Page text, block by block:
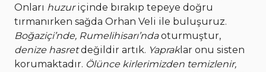
Onları huzuriçinde bırakıp tepeye doğru
tırmanırken sağda Orhan Veli ile buluşuruz.
Boğaziçi’nde, Rumelihisarı’ndaoturmuştur,
denize hasretdeğildir artık. Yapraklar onu sisten
korumaktadır. Ölünce kirlerimizden temizlenir,